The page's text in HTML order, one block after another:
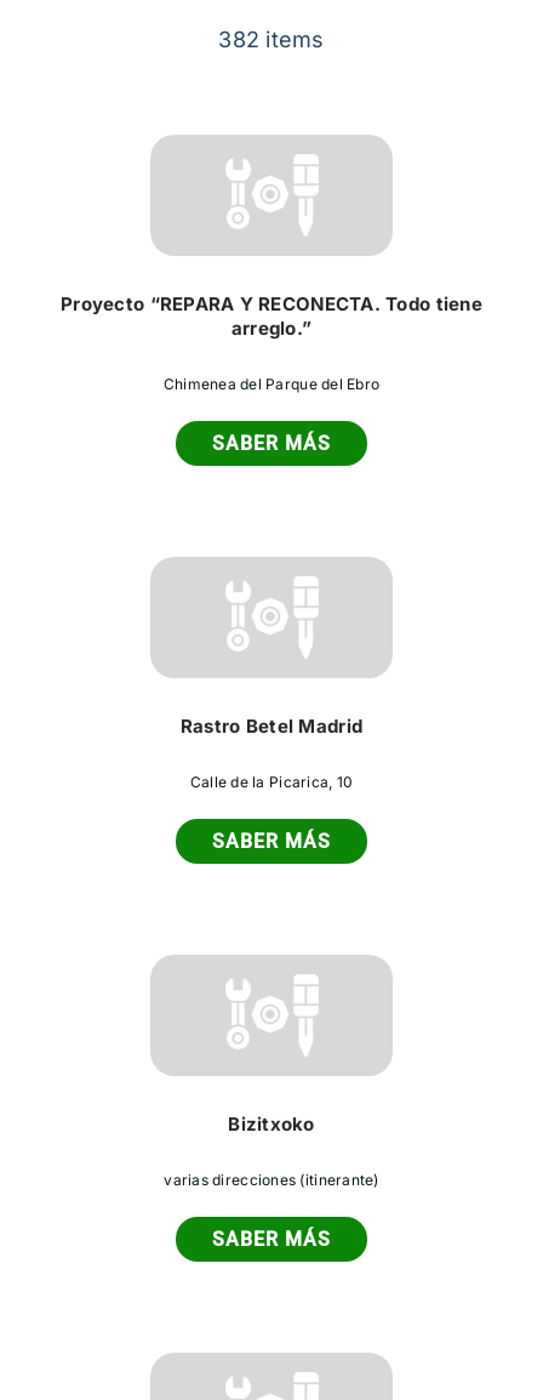
382 items
Proyecto “REPARA Y RECONECTA. Todo tiene
arreglo.”
Chimenea del Parque del Ebro
SABER MÁS
Rastro Betel Madrid
Calle de la Picarica, 10
SABER MÁS
Bizitxoko
varias direcciones (itinerante)
SABER MÁS